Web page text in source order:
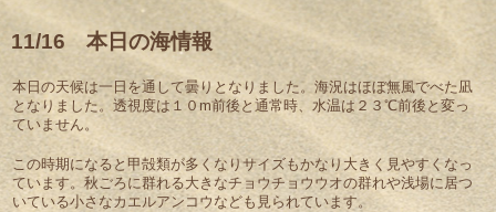
へ
ス
ッ
プ
11/16 本日の海情報
本日の天候は一日を通して曇りとなりました。海況はほぼ無風でべた凪
となりました。透視度は１０m前後と通常時、水温は２３℃前後と変っ
ていません。
この時期になると甲殻類が多くなりサイズもかなり大きく見やすくなっ
ています。秋ごろに群れる大きなチョウチョウウオの群れや浅場に居つ
いている小さなカエルアンコウなども見られています。